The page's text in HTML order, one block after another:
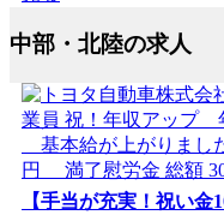
中部・北陸の求人
【手当が充実！祝い